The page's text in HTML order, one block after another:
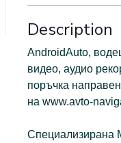
Description
АndroidAuto,
видео, аудио
поръчка
на www.avto-